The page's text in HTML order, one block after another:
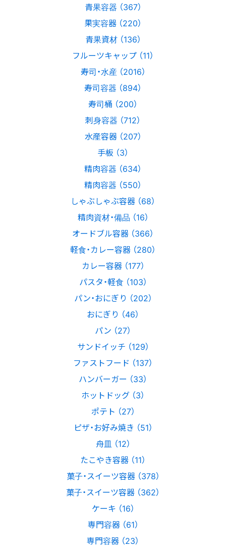
青果容器 （367）
果実容器 （220）
青果資材 （136）
フルーツキャップ （11）
寿司・水産 （2016）
寿司容器 （894）
寿司桶 （200）
刺身容器 （712）
水産容器 （207）
手板 （3）
精肉容器 （634）
精肉容器 （550）
しゃぶしゃぶ容器 （68）
精肉資材・備品 （16）
オードブル容器 （366）
軽食・カレー容器 （280）
カレー容器 （177）
パスタ・軽食 （103）
パン・おにぎり （202）
おにぎり （46）
パン （27）
サンドイッチ （129）
ファストフード （137）
ハンバーガー （33）
ホットドッグ （3）
ポテト （27）
ピザ・お好み焼き （51）
舟皿 （12）
たこやき容器 （11）
菓子・スイーツ容器 （378）
菓子・スイーツ容器 （362）
ケーキ （16）
専門容器 （61）
専門容器 （23）